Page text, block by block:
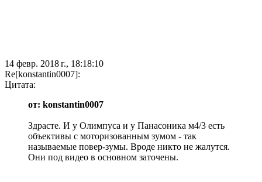
14 февр. 2018 г., 18:18:10
Re[konstantin0007]:
Цитата:
от: konstantin0007
Здрасте. И у Олимпуса и у Панасоника м4/3 есть
объективы с моторизованным зумом - так
называемые повер-зумы. Вроде никто не жалутся.
Они под видео в основном заточены.